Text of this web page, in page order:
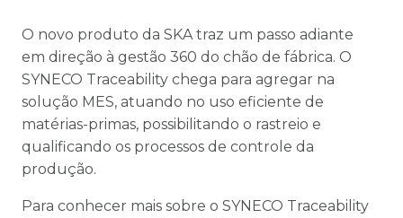
O novo produto da SKA traz um passo adiante
em direção à gestão 360 do chão de fábrica. O
SYNECO Traceability chega para agregar na
solução MES, atuando no uso eficiente de
matérias-primas, possibilitando o rastreio e
qualificando os processos de controle da
produção.
Para conhecer mais sobre o SYNECO Traceability